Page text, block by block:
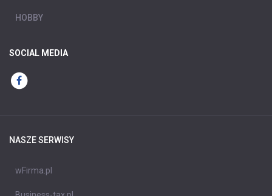
HOBBY
SOCIAL MEDIA
NASZE SERWISY
wFirma.pl